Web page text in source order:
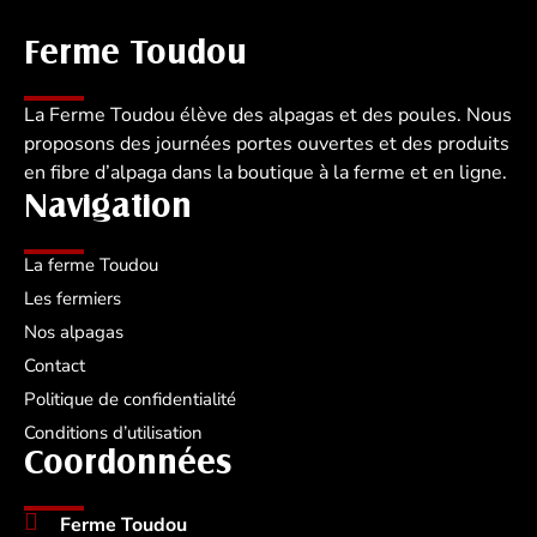
Ferme Toudou
La Ferme Toudou élève des alpagas et des poules. Nous
proposons des journées portes ouvertes et des produits
en fibre d’alpaga dans la boutique à la ferme et en ligne.
Navigation
La ferme Toudou
Les fermiers
Nos alpagas
Contact
Politique de confidentialité
Conditions d’utilisation
Coordonnées
Ferme Toudou